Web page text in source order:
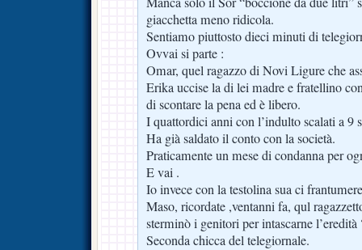
giacchetta meno ridicola.
Sentiamo piuttosto dieci minuti di
Ovvai si parte :
Omar, quel ragazzo di Novi Ligure che
Erika uccise la di lei madre e fratellino
di scontare la pena ed è libero.
I quattordici anni con l’indulto scalati a 9
Ha già saldato il conto con la società.
Praticamente un mese di condanna per
E vai .
Io invece con la testolina sua ci
Maso, ricordate ,ventanni fa, qul
sterminò i genitori per intascarne l’eredità
Seconda chicca del telegiornale.